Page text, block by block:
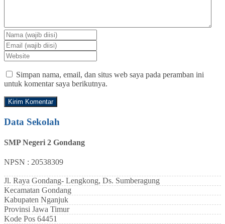
Simpan nama, email, dan situs web saya pada peramban ini
untuk komentar saya berikutnya.
Data Sekolah
SMP Negeri 2 Gondang
NPSN : 20538309
Jl. Raya Gondang- Lengkong, Ds. Sumberagung
Kecamatan Gondang
Kabupaten Nganjuk
Provinsi Jawa Timur
Kode Pos 64451